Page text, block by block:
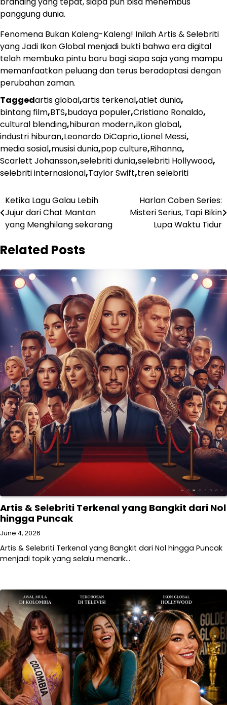
panggung dunia.
Fenomena Bukan Kaleng-Kaleng! Inilah Artis & Selebriti
yang Jadi Ikon Global menjadi bukti bahwa era digital
telah membuka pintu baru bagi siapa saja yang mampu
memanfaatkan peluang dan terus beradaptasi dengan
perubahan zaman.
Taggedartis global,artis terkenal,atlet dunia,
bintang film,BTS,budaya populer,Cristiano Ronaldo,
cultural blending,hiburan modern,ikon global,
industri hiburan,Leonardo DiCaprio,Lionel Messi,
media sosial,musisi dunia,pop culture,Rihanna,
Scarlett Johansson,selebriti dunia,selebriti Hollywood,
selebriti internasional,Taylor Swift,tren selebriti
Post
navigation
Ketika Lagu Galau Lebih
Jujur dari Chat Mantan
yang Menghilang sekarang
Harlan Coben Series:
Misteri Serius, Tapi Bikin
Lupa Waktu Tidur
Related Posts
Artis & Selebriti Terkenal yang Bangkit dari Nol
hingga Puncak
June 4, 2026
Artis & Selebriti Terkenal yang Bangkit dari Nol hingga Puncak
menjadi topik yang selalu menarik…